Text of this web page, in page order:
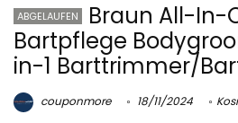
ABGELAUFEN
Braun All-In-
Bartpflege
in-1 Barttrimmer/
couponmore 18/11/2024